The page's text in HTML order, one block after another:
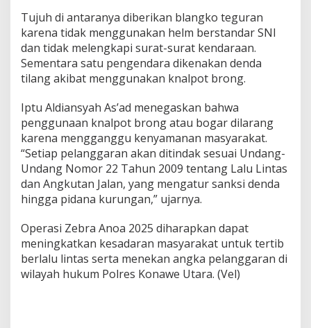
Tujuh di antaranya diberikan blangko teguran
karena tidak menggunakan helm berstandar SNI
dan tidak melengkapi surat-surat kendaraan.
Sementara satu pengendara dikenakan denda
tilang akibat menggunakan knalpot brong.
Iptu Aldiansyah As’ad menegaskan bahwa
penggunaan knalpot brong atau bogar dilarang
karena mengganggu kenyamanan masyarakat.
“Setiap pelanggaran akan ditindak sesuai Undang-
Undang Nomor 22 Tahun 2009 tentang Lalu Lintas
dan Angkutan Jalan, yang mengatur sanksi denda
hingga pidana kurungan,” ujarnya.
Operasi Zebra Anoa 2025 diharapkan dapat
meningkatkan kesadaran masyarakat untuk tertib
berlalu lintas serta menekan angka pelanggaran di
wilayah hukum Polres Konawe Utara. (Vel)